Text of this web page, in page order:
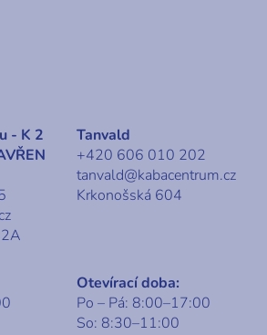
- K 2
Tanvald
+420 606 010 202
tanvald@kabacentrum.cz
Krkonošská 604
Otevírací doba:
Po – Pá: 8:00–17:00
So: 8:30–11:00